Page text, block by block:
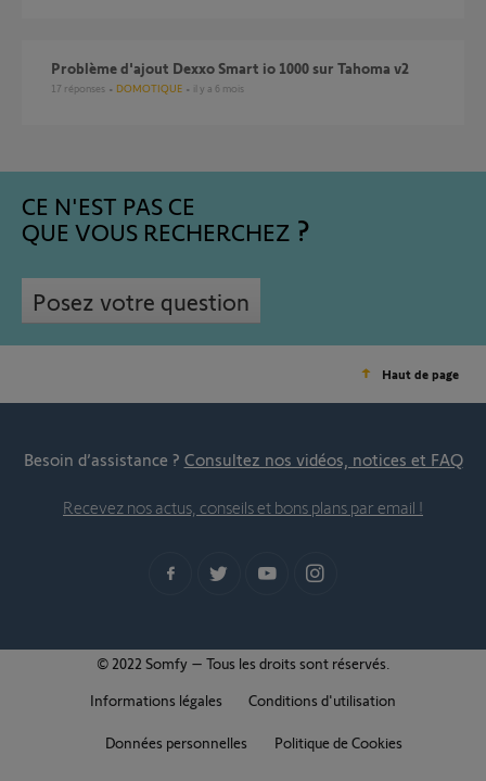
Problème d'ajout Dexxo Smart io 1000 sur Tahoma v2
17 réponses DOMOTIQUE il y a 6 mois
CE N'EST PAS CE
QUE VOUS RECHERCHEZ
Posez votre question
Haut de page
Besoin d’assistance ? Consultez nos vidéos, notices et FAQ
Recevez nos actus, conseils et bons plans par email !
© 2022 Somfy – Tous les droits sont réservés.
Informations légales
Conditions d'utilisation
Données personnelles Politique de Cookies